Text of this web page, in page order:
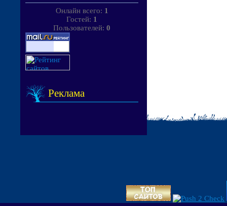
Онлайн всего: 1
Гостей: 1
Пользователей: 0
Реклама